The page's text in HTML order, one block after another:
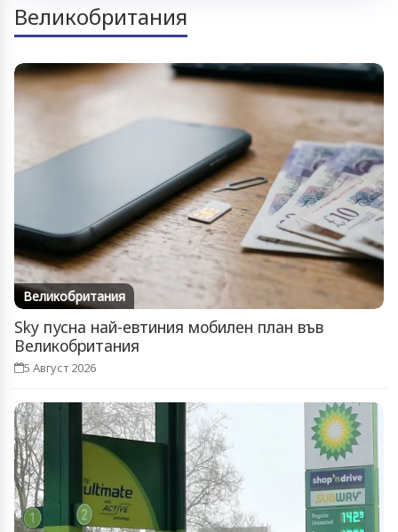
Великобритания
Великобритания
Sky пусна най-евтиния мобилен план във
Великобритания
5 Август 2026